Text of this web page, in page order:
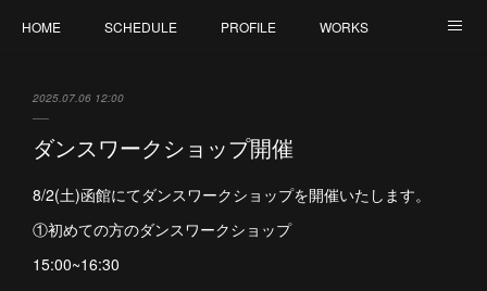
HOME SCHEDULE PROFILE WORKS
2025.07.06 12:00
ダンスワークショップ開催
8/2(土)函館にてダンスワークショップを開催いたします。
①初めての方のダンスワークショップ
15:00~16:30